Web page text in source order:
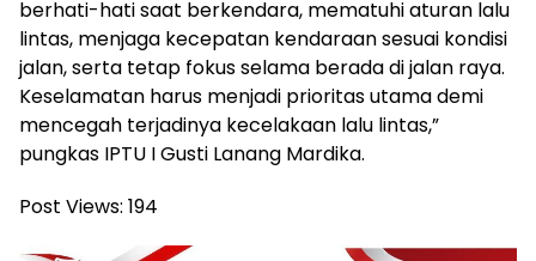
berhati-hati saat berkendara, mematuhi aturan lalu
lintas, menjaga kecepatan kendaraan sesuai kondisi
jalan, serta tetap fokus selama berada di jalan raya.
Keselamatan harus menjadi prioritas utama demi
mencegah terjadinya kecelakaan lalu lintas,”
pungkas IPTU I Gusti Lanang Mardika.
Post Views: 194